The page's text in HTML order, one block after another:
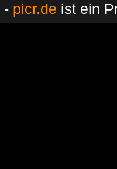
- picr.de ist ein